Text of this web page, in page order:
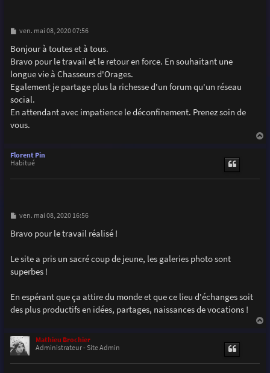
M
s
s
a
e
ven. mai 08, 2020 07:56
Bonjour à toutes et à tous.
Bravo pour le travail et le retour en force. En souhaitant une
longue vie à Chasseurs d'Orages.
Egalement je partage plus la richesse d'un forum qu'un réseau
social.
En attendant avec impatience le déconfinement. Prenez soin de
vous.
Florent Pin
Habitué
M
s
s
e
ven. mai 08, 2020 16:56
Bravo pour le travail réalisé !
Le site a pris un sacré coup de jeune, les galeries photo sont
superbes !
En espérant que ça attire du monde et que ce lieu d'échanges soit
des plus productifs en idées, partages, naissances de vocations !
Mathieu Brochier
Administrateur - Site Admin